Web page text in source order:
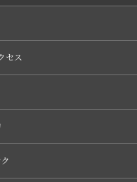
セス